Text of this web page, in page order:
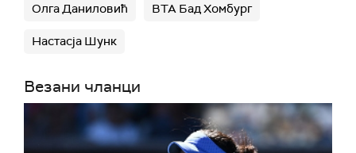
Олга Даниловић ВТА Бад Хомбург
Настасја Шунк
Везани чланци